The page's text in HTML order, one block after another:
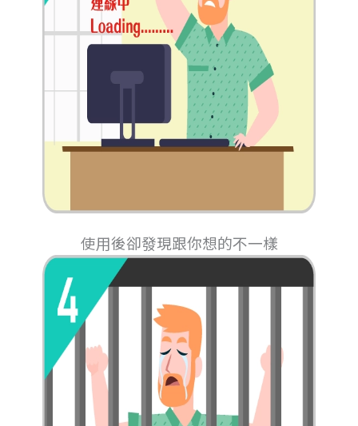
使用後卻發現跟你想的不一樣